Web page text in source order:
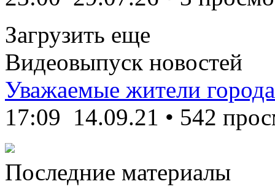
Загрузить еще
Видеовыпуск новостей
Уважаемые жители
17:09 14.09.21 • 542
Последние материалы